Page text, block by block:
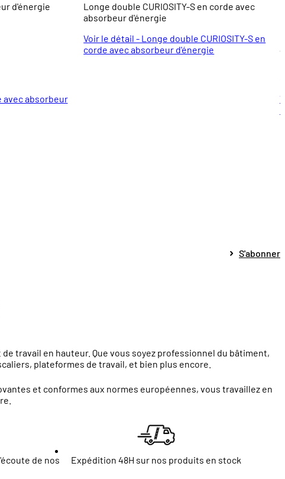
d'énergie
avec absorbeur
Longe double CURIOSITY-S en corde avec
absorbeur d'énergie
Voir le détail - Longe double CURIOSITY-S en
corde avec absorbeur d'énergie
S'abonner
travail en hauteur. Que vous soyez professionnel du bâtiment,
plateformes de travail, et bien plus encore.
et conformes aux normes européennes, vous travaillez en
de nos
Expédition 48H sur nos produits en stock